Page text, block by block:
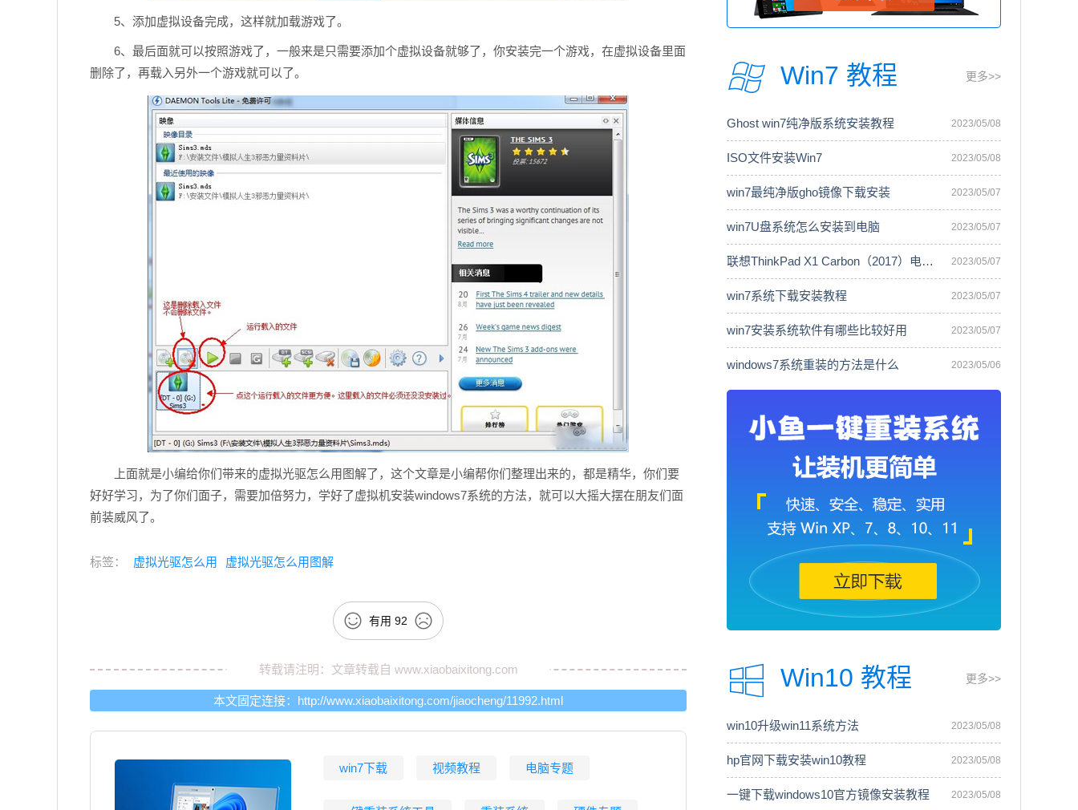
5、添加虚拟设备完成，这样就加载游戏了。
6、最后面就可以按照游戏了，一般来是只需要添加个虚拟设备就够了，你安装完一个游戏，在虚拟设备里面
删除了，再载入另外一个游戏就可以了。
上面就是小编给你们带来的虚拟光驱怎么用图解了，这个文章是小编帮你们整理出来的，都是精华，你们要
好好学习，为了你们面子，需要加倍努力，学好了虚拟机安装windows7系统的方法，就可以大摇大摆在朋友们面
前装威风了。
标签： 虚拟光驱怎么用 虚拟光驱怎么用图解
有用 92
转载请注明：文章转载自 www.xiaobaixitong.com
本文固定连接： http://www.xiaobaixitong.com/jiaocheng/11992.html
win7下载 视频教程 电脑专题
Win7 教程 更多>>
Ghost win7纯净版系统安装教程 2023/05/08
ISO文件安装Win7 2023/05/08
win7最纯净版gho镜像下载安装 2023/05/07
win7U盘系统怎么安装到电脑 2023/05/07
联想ThinkPad X1 Carbon（2017）电脑安 2023/05/07
win7系统下载安装教程 2023/05/07
win7安装系统软件有哪些比较好用 2023/05/07
windows7系统重装的方法是什么 2023/05/06
Win10 教程 更多>>
win10升级win11系统方法 2023/05/08
hp官网下载安装win10教程 2023/05/08
一键下载windows10官方镜像安装教程 2023/05/08